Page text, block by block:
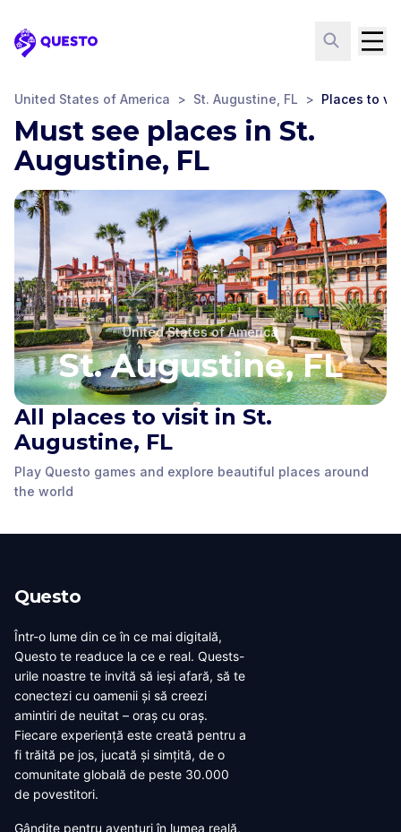
Questo
United States of America > St. Augustine, FL > Places to
Must see places in St.
Augustine, FL
United States of America
St. Augustine, FL
All places to visit in St.
Augustine, FL
Play Questo games and explore beautiful places around
the world
Ponce de Leon Statue
St. Augustine, FL,
United States of
America
Constitution
Monument
United States of
Government House
St. Augustine, FL
United States of
Questo
Într-o lume din ce în ce mai digitală,
Questo te readuce la ce e real. Quests-
urile noastre te invită să ieși afară, să te
conectezi cu oamenii și să creezi
amintiri de neuitat – oraș cu oraș.
Fiecare experiență este creată pentru a
fi trăită pe jos, jucată și simțită, de o
comunitate globală de peste 30.000
de povestitori.
Gândite pentru aventuri în lumea reală,